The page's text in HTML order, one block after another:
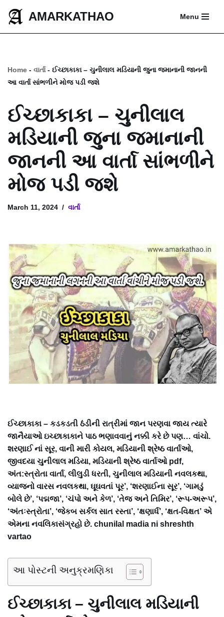
Skip
AMARKATHAO Menu
Home - વાર્તા- ઈચ્છાકાકા – ચુનીલાલ મડિયાની જુના જમાનાની જાનની
આ વાર્તા સાંભળીને મોજ પડી જશે
ઈચ્છાકાકા – ચુનીલાલ
મડિયાની જુના જમાનાની
જાનની આ વાર્તા સાંભળીને
મોજ પડી જશે
March 11, 2024 વાર્તા
ઈચ્છાકાકા – કડકડતી ઠંડીની રાત્રીમાં જાન પરણવા જાય ત્યારે
જાનૈયાઓ ઇચ્છાકાકાને પાઠ ભણાવવાનું નક્કી કરે છે પણ… વાંચો.
શરણાઈ નાં સૂર, વાની મારી કોયલ, મડિયાની શ્રેષ્ઠ વાર્તાઓ,
જીવદયા ચુનીલાલ મડિયા, મડિયાની શ્રેષ્ઠ વાર્તાઓ pdf,
અંત:સ્ત્રોતા વાર્તા, લીલુડી ધરતી, ચુનીલાલ મડિયાની નવલકથા,
વ્યાજનો વારસ નવલકથા, ઘૂઘવતાં પૂર’, ‘શરણાઈના સૂર’, ‘ગામડું
બોલે છે’, ‘પદ્મજા’, ‘ચંપો અને કેળ’, ‘તેજ અને તિમિર’, ‘રૂપ-અરૂપ’,
‘અંતઃસ્ત્રોતા’, ‘જેકબ સર્કલ સાત રસ્તા’, ‘ક્ષણાર્ધ’, ‘ક્ષત-વિક્ષત’ એ
એમના નવલિકાસંગ્રહો છે. chunilal madia ni shreshth
vartao
આ પોસ્ટની અનુક્રમણિકા
ઈચ્છાકાકા – ચુનીલાલ મડિયાની